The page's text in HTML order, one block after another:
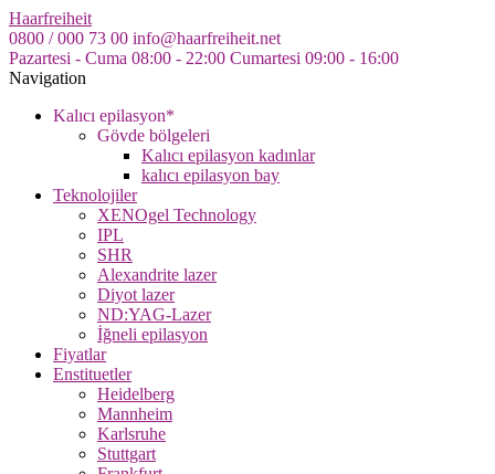
Skip
to
the
content
Haarfreiheit
0800 / 000 73 00 info@haarfreiheit.net
Pazartesi - Cuma 08:00 - 22:00 Cumartesi 09:00 - 16:00
Navigation
Kalıcı epilasyon*
Gövde bölgeleri
Kalıcı epilasyon kadınlar
kalıcı epilasyon bay
Teknolojiler
XENOgel Technology
IPL
SHR
Alexandrite lazer
Diyot lazer
ND:YAG-Lazer
İğneli epilasyon
Fiyatlar
Enstituetler
Heidelberg
Mannheim
Karlsruhe
Stuttgart